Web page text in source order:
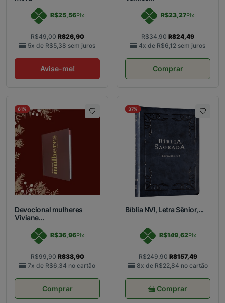
R$25,56Pix
R$49,00 R$26,90
5x de R$5,38 sem juros
Avise-me!
R$23,27Pix
R$34,90 R$24,49
4x de R$6,12 sem juros
Comprar
61%
Devocional mulheres
Viviane...
R$36,96Pix
R$99,90 R$38,90
7x de R$6,34 no cartão
Comprar
37%
Bíblia NVI, Letra Sênior,...
R$149,62Pix
R$249,90 R$157,49
8x de R$22,84 no cartão
Comprar